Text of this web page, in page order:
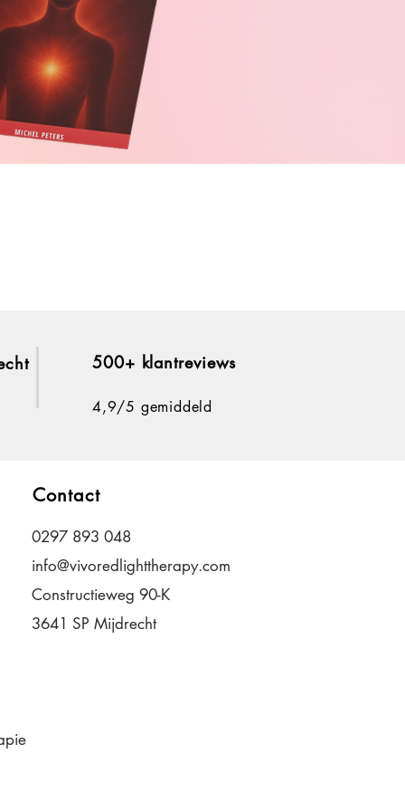
500+ klantreviews
4,9/5 gemiddeld
Contact
0297 893 048
info@vivoredlighttherapy.com
Constructieweg 90-K
3641 SP Mijdrecht